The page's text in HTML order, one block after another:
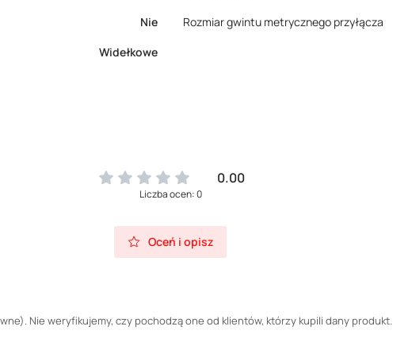
Nie Rozmiar gwintu metrycznego przyłącza
Widełkowe
0.00
Liczba ocen: 0
Oceń i opisz
Nie weryfikujemy, czy pochodzą one od klientów, którzy kupili dany produkt.